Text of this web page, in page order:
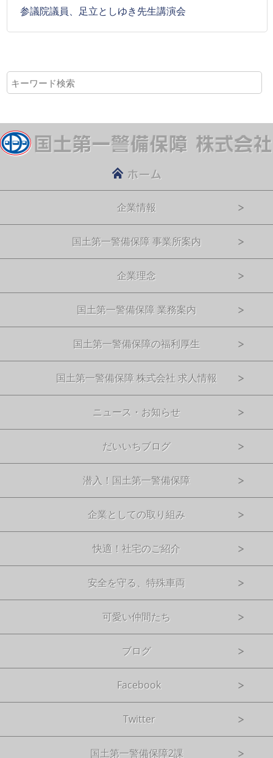
参議院議員、足立としゆき先生講演会
企業情報
国土第一警備保障 事業所案内
企業理念
国土第一警備保障 業務案内
国土第一警備保障の福利厚生
国土第一警備保障 株式会社 求人情報
ニュース・お知らせ
だいいちブログ
潜入！国土第一警備保障
企業としての取り組み
快適！社宅のご紹介
安全を守る、特殊車両
可愛い仲間たち
ブログ
Facebook
Twitter
国土第一警備保障2課